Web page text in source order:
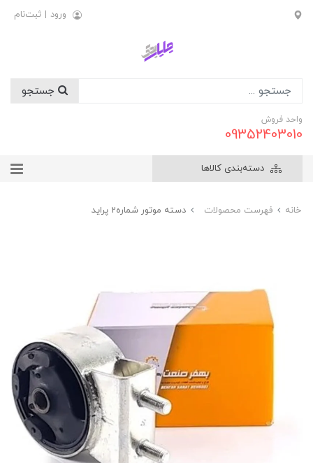
ورود | ثبت‌نام
واحد فروش
09352403010
دسته‌بندی کالاها
خانه فهرست محصولات دسته موتور شماره2 پرايد